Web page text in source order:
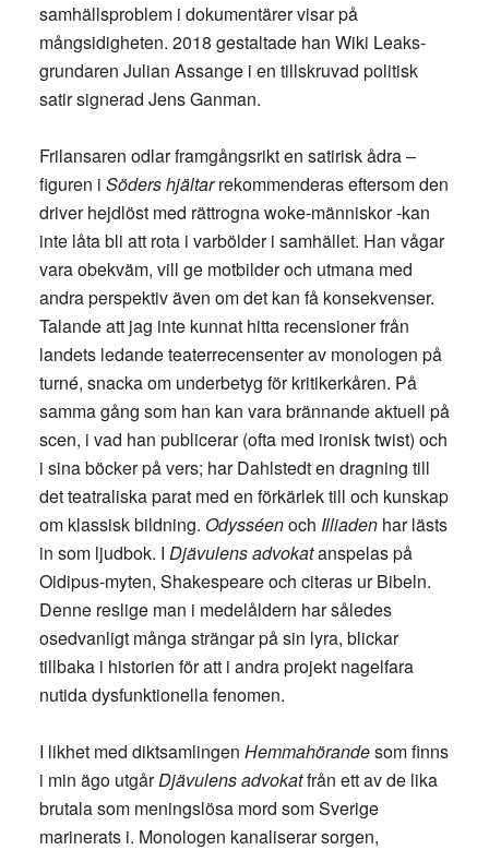
samhällsproblem i dokumentärer visar på
mångsidigheten. 2018 gestaltade han Wiki Leaks-
grundaren Julian Assange i en tillskruvad politisk
satir signerad Jens Ganman.
Frilansaren odlar framgångsrikt en satirisk ådra –
figuren i Söders hjältarrekommenderas eftersom den
driver hejdlöst med rättrogna woke-människor -kan
inte låta bli att rota i varbölder i samhället. Han vågar
vara obekväm, vill ge motbilder och utmana med
andra perspektiv även om det kan få konsekvenser.
Talande att jag inte kunnat hitta recensioner från
landets ledande teaterrecensenter av monologen på
turné, snacka om underbetyg för kritikerkåren. På
samma gång som han kan vara brännande aktuell på
scen, i vad han publicerar (ofta med ironisk twist) och
i sina böcker på vers; har Dahlstedt en dragning till
det teatraliska parat med en förkärlek till och kunskap
om klassisk bildning. Odysséenoch Illiadenhar lästs
in som ljudbok. I Djävulens advokatanspelas på
Oidipus-myten, Shakespeare och citeras ur Bibeln.
Denne reslige man i medelåldern har således
osedvanligt många strängar på sin lyra, blickar
tillbaka i historien för att i andra projekt nagelfara
nutida dysfunktionella fenomen.
I likhet med diktsamlingen Hemmahörandesom finns
i min ägo utgårDjävulens advokatfrån ett av de lika
brutala som meningslösa mord som Sverige
marinerats i. Monologen kanaliserar sorgen,